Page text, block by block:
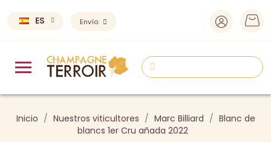
ES Envío:
Inicio Nuestros viticultores Marc Billiard
Blanc de
blancs 1er Cru añada 2022